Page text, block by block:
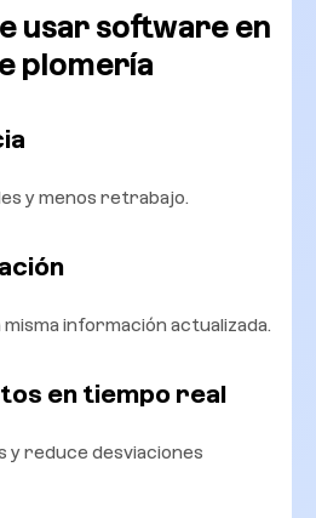
usar software en
plomería
y menos retrabajo.
información actualizada.
en tiempo real
y reduce desviaciones